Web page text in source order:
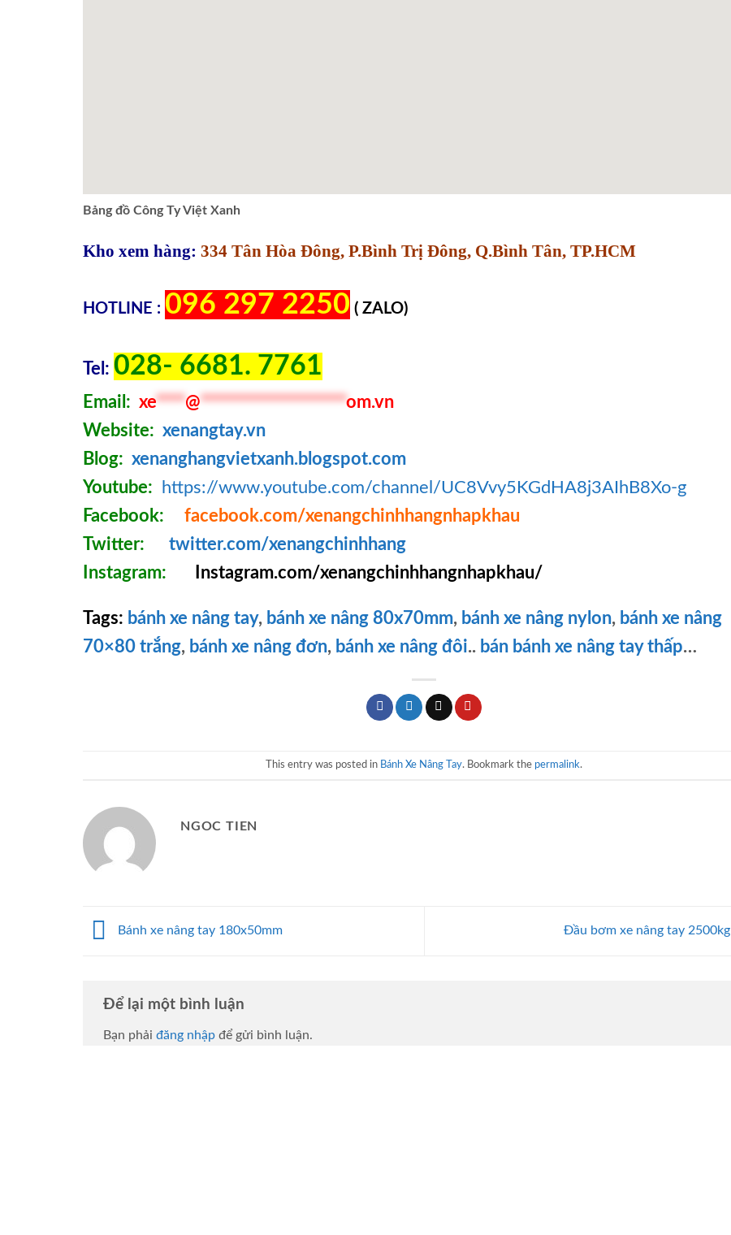
Bảng đồ Công Ty Việt Xanh
Kho xem hàng: 334 Tân Hòa Đông, P.Bình Trị Đông, Q.Bình Tân, TP.HCM
HOTLINE : 096 297 2250 ( ZALO)
Tel: 028- 6681. 7761
Email: xe****@********************om.vn
Website: xenangtay.vn
Blog: xenanghangvietxanh.blogspot.com
Youtube:
https://www.youtube.com/channel/UC8Vvy5KGdHA8j3AIhB8Xo-g
Facebook:
facebook.com/xenangchinhhangnhapkhau
Twitter:
twitter.com/xenangchinhhang
Instagram:
Instagram.com/xenangchinhhangnhapkhau/
Tags: bánh xe nâng tay, bánh xe nâng 80x70mm, bánh xe nâng nylon, bánh xe nâng
70×80 trắng, bánh xe nâng đơn, bánh xe nâng đôi.. bán bánh xe nâng tay thấp…
This entry was posted in Bánh Xe Nâng Tay. Bookmark the permalink.
NGOC TIEN
Bánh xe nâng tay 180x50mm Đầu bơm xe nâng tay 2500kg
Để lại một bình luận
Bạn phải đăng nhập để gửi bình luận.